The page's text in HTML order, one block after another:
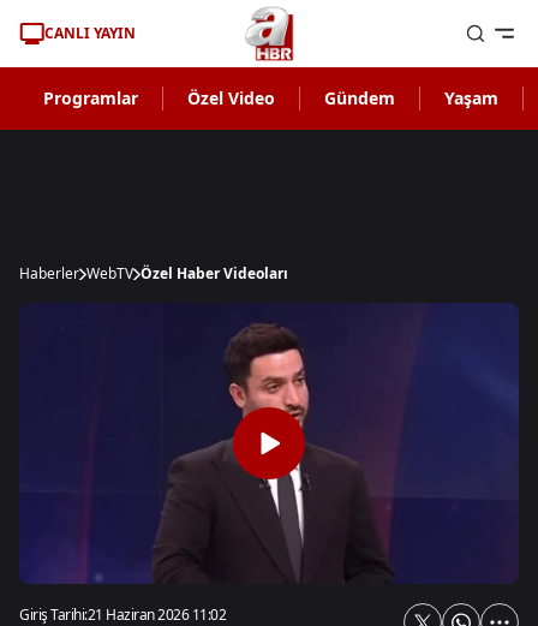
CANLI YAYIN
Programlar Özel Video Gündem Yaşam
Haberler WebTV Özel Haber Videoları
Giriş Tarihi:21 Haziran 2026 11:02